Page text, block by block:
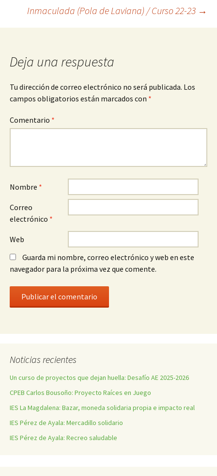
entradas
Inmaculada (Pola de Laviana) / Curso 22-23 →
Deja una respuesta
Tu dirección de correo electrónico no será publicada. Los
campos obligatorios están marcados con *
Comentario *
Nombre *
Correo
electrónico *
Web
Guarda mi nombre, correo electrónico y web en este
navegador para la próxima vez que comente.
Noticias recientes
Un curso de proyectos que dejan huella: Desafío AE 2025-2026
CPEB Carlos Bousoño: Proyecto Raíces en Juego
IES La Magdalena: Bazar, moneda solidaria propia e impacto real
IES Pérez de Ayala: Mercadillo solidario
IES Pérez de Ayala: Recreo saludable